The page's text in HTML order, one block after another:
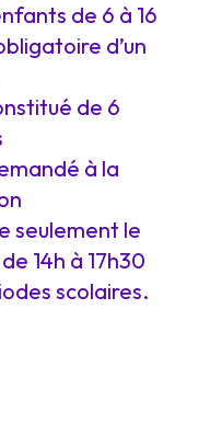
de 6 à 16
d’un
de 6
à la
seulement le
14h à 17h30
scolaires.